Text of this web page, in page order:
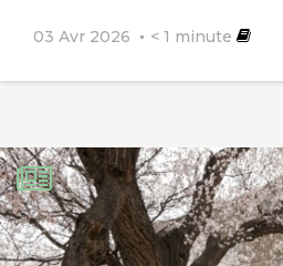
03 Avr 2026 < 1 minute